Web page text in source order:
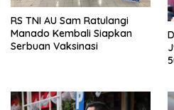
RS TNI AU Sam Ratulangi
Manado Kembali Siapkan
Serbuan Vaksinasi